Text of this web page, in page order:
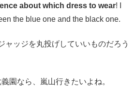
about which dress to wear! I
the blue one and the black one.
ャッジを丸投げしていいものだろう
園なら、嵐山行きたいよね。